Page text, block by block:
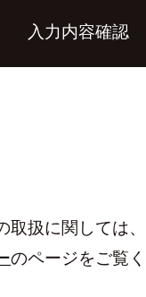
入力内容確認
扱に関しては、
のページをご覧く